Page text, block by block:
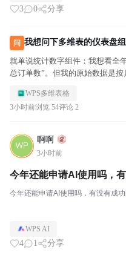
3 0 分享
问 我想问下多维表的仪表盘
就单说统计数字组件：我想看全
总订单数”。但我的原始数据是
没办法直接算出全年的售后率。
WPS多维表格
3小时前浏览 54评论 2
啊啊
3小时前
今年还能申请AI使用吗，
今年还能申请AI使用吗，有没有成
WPS AI
4 1 分享